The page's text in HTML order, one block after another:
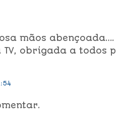
mãos
obrigada a todos